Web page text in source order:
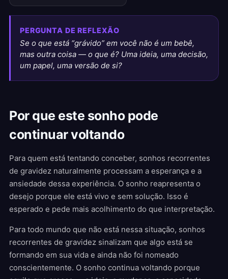
PERGUNTA DE REFLEXÃO
Se o que está “grávido” em você não é um bebê,
mas outra coisa — o que é? Uma ideia, uma decisão,
um papel, uma versão de si?
Por que este sonho pode
continuar voltando
Para quem está tentando conceber, sonhos recorrentes
de gravidez naturalmente processam a esperança e a
ansiedade dessa experiência. O sonho reapresenta o
desejo porque ele está vivo e sem solução. Isso é
esperado e pede mais acolhimento do que interpretação.
Para todo mundo que não está nessa situação, sonhos
recorrentes de gravidez sinalizam que algo está se
formando em sua vida e ainda não foi nomeado
conscientemente. O sonho continua voltando porque